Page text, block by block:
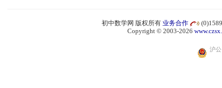
初中数学网 版权所有 业务合作
Copyright © 2003-2026
沪公